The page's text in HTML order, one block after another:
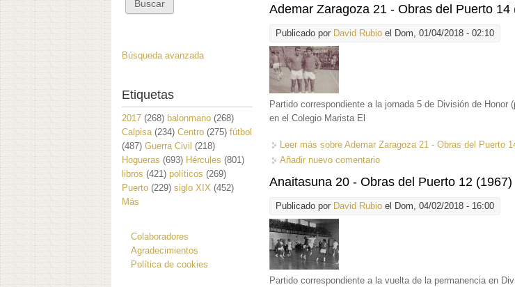
Ademar Zaragoza 21 - Obras del Puerto 14
Publicado por David Rubio el Dom, 01/04/2018 - 02:10
Partido correspondiente a la jornada 5 de División de Honor
en el Colegio Marista El
Leer más sobre Ademar Zaragoza 21 - Obras del Puerto
Añadir nuevo comentario
Anaitasuna 20 - Obras del Puerto 12 (1967)
Publicado por David Rubio el Dom, 04/02/2018 - 16:00
Partido correspondiente a la vuelta de la permanencia en
Búsqueda avanzada
Etiquetas
2017 (268) balonmano (268)
Calpisa (234) Centro (275) fútbol
(487) Guerra Civil (218)
Hogueras (693) Hércules (801)
libros (421) políticos (269)
Puerto (229) siglo XIX (452)
Más
Colaboradores
Agradecimientos
Política de cookies